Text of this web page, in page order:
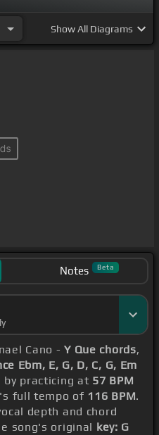
ShowAll Diagrams
Notes Beta
Cano -Y Que chords,
Ebm, E, G, D, C, G, Em
by practicing at 57 BPM
full tempo of 116 BPM.
depth and chord
song's original key: G